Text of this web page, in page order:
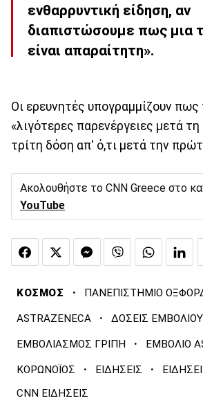
ενθαρρυντική είδηση, αν
διαπιστώσουμε πως μια
είναι απαραίτητη».
Οι ερευνητές υπογραμμίζουν πως
«λιγότερες παρενέργειες μετά
τρίτη δόση απ' ό,τι μετά την
Ακολουθήστε το CNN Greece στο
YouTube
ΚΟΣΜΟΣ · ΠΑΝΕΠΙΣΤΗΜΙΟ
ASTRAZENECA · ΔΟΣΕΙΣ ΕΜΒΟΛΙΟΥ
ΕΜΒΟΛΙΑΣΜΟΣ ΓΡΙΠΗ · ΕΜΒΟΛΙΟ
ΚΟΡΩΝΟΪΟΣ · ΕΙΔΗΣΕΙΣ ·
CNN ΕΙΔΗΣΕΙΣ